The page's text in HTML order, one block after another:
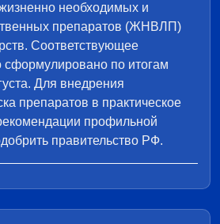
необходимых и
препаратов (ЖНВЛП)
Соответствующее
по итогам
Для внедрения
препаратов в практическое
профильной
правительство РФ.